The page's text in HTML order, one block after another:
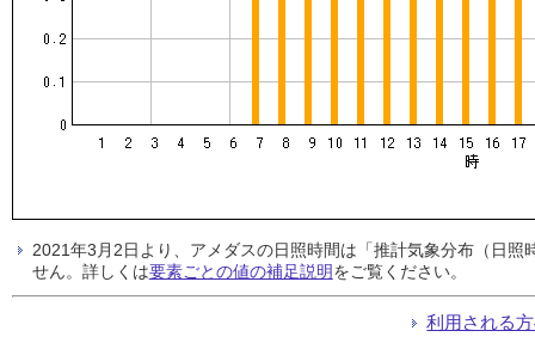
2021年3月2日より、アメダスの日照時間は「推計気象分布（日
せん。詳しくは要素ごとの値の補足説明をご覧ください。
利用される